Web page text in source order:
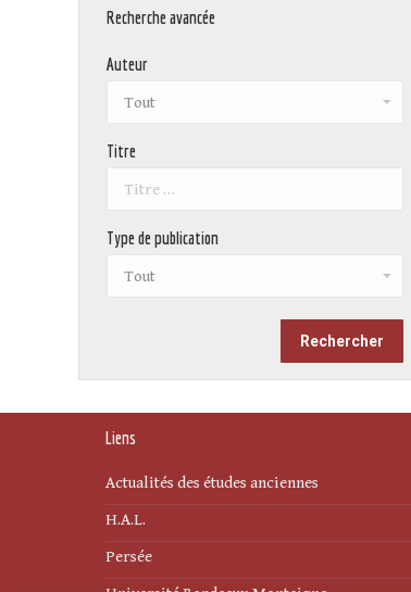
Recherche avancée
Auteur
Titre
Type de publication
Liens
Actualités des études anciennes
H.A.L.
Persée